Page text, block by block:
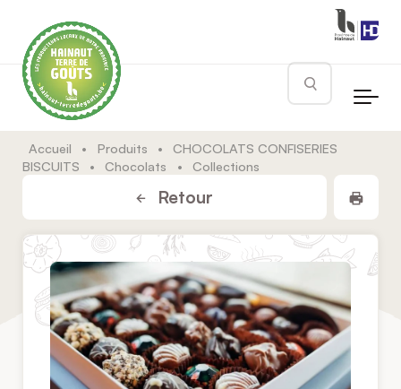
Rechercher
Accueil • Produits •
CHOCOLATS CONFISERIES
BISCUITS
• Chocolats • Collections
Retour